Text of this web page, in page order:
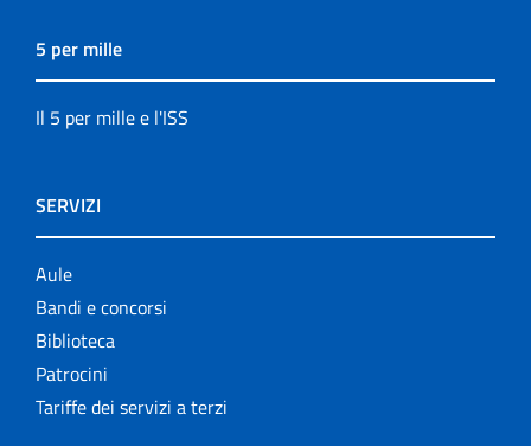
5 per mille
Il 5 per mille e l'ISS
SERVIZI
Aule
Bandi e concorsi
Biblioteca
Patrocini
Tariffe dei servizi a terzi